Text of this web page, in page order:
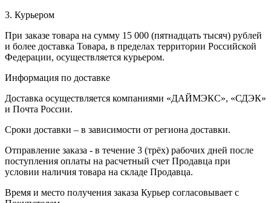
3. Курьером
При заказе товара на сумму 15 000 (пятнадцать тысяч) рублей
и более доставка Товара, в пределах территории Российской
Федерации, осуществляется курьером.
Информация по доставке
Доставка осуществляется компаниями «ДАЙМЭКС», «СДЭК»
и Почта России.
Сроки доставки – в зависимости от региона доставки.
Отправление заказа - в течение 3 (трёх) рабочих дней после
поступления оплаты на расчетный счет Продавца при
условии наличия товара на складе Продавца.
Время и место получения заказа Курьер согласовывает с